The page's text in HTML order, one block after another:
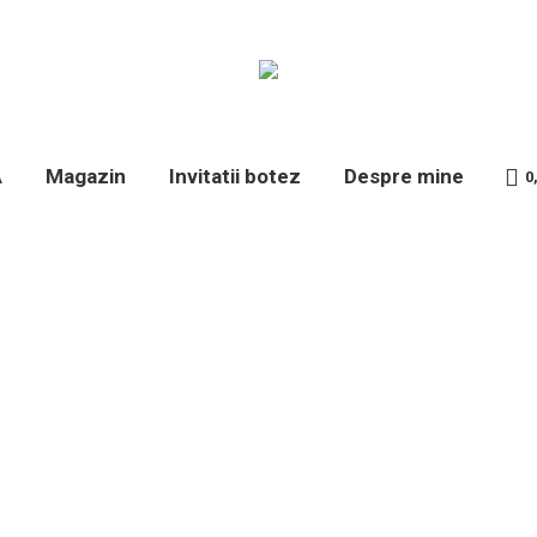
Magazin Invitatii botez Despre mine